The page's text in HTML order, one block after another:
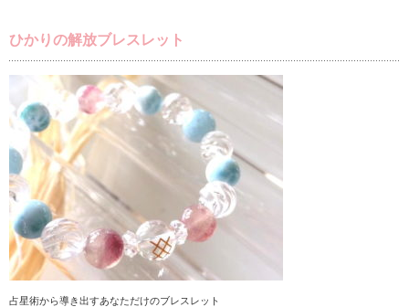
ひかりの解放ブレスレット
占星術から導き出すあなただけのブレスレット